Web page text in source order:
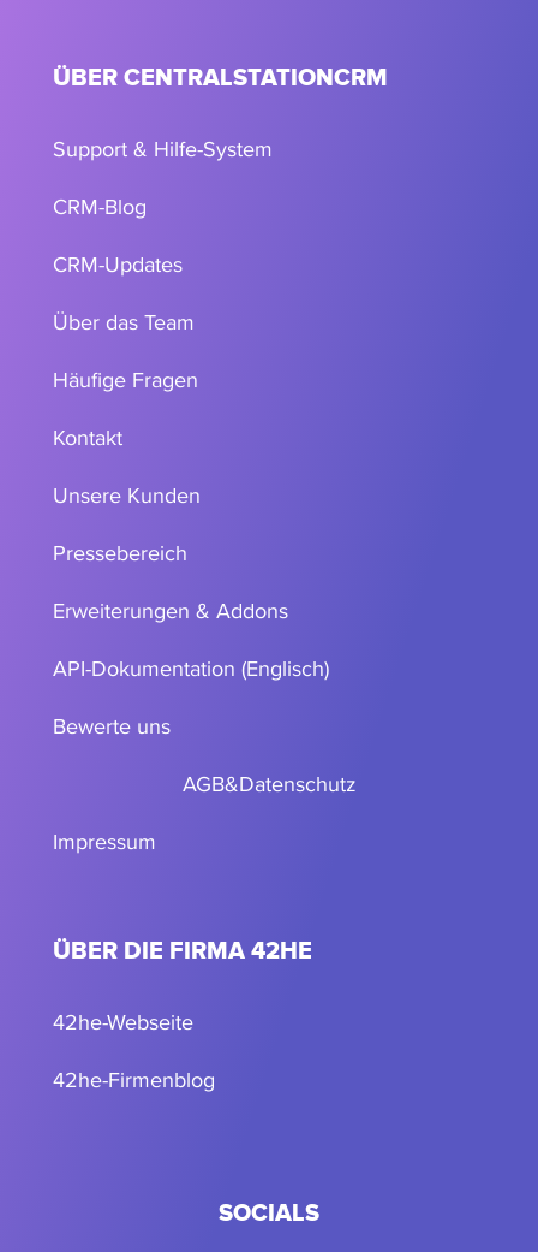
ÜBER CENTRALSTATIONCRM
Support & Hilfe-System
CRM-Blog
CRM-Updates
Über das Team
Häufige Fragen
Kontakt
Unsere Kunden
Pressebereich
Erweiterungen & Addons
API-Dokumentation (Englisch)
Bewerte uns
AGB&Datenschutz
Impressum
ÜBER DIE FIRMA 42HE
42he-Webseite
42he-Firmenblog
SOCIALS